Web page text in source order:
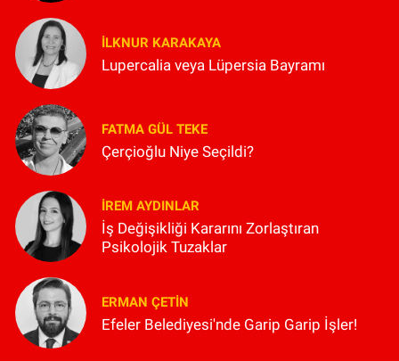
İLKNUR KARAKAYA
Lupercalia veya Lüpersia Bayramı
FATMA GÜL TEKE
Çerçioğlu Niye Seçildi?
İREM AYDINLAR
İş Değişikliği Kararını Zorlaştıran
Psikolojik Tuzaklar
ERMAN ÇETIN
Efeler Belediyesi'nde Garip Garip İşler!